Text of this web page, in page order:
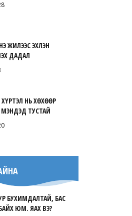
ЖИЛЭЭС ЭХЛЭН
ДАДАЛ
НЬ ХӨХӨӨР
ТУСТАЙ
БУХИМДАЛТАЙ, БАС
ЮМ. ЯАХ ВЭ?